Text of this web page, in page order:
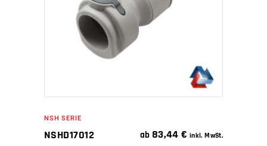
IN DEN WARENKORB
NSH SERIE
NSHD17012 ab 83,44€ inkl. MwSt.